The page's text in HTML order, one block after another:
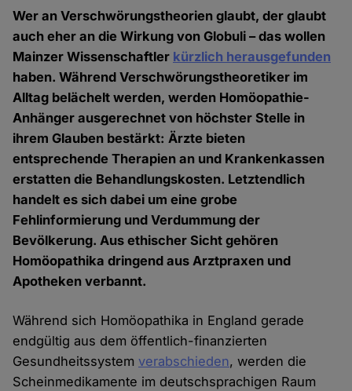
Wer an Verschwörungstheorien glaubt, der glaubt
auch eher an die Wirkung von Globuli – das wollen
Mainzer Wissenschaftler kürzlich herausgefunden
haben. Während Verschwörungstheoretiker im
Alltag belächelt werden, werden Homöopathie-
Anhänger ausgerechnet von höchster Stelle in
ihrem Glauben bestärkt: Ärzte bieten
entsprechende Therapien an und Krankenkassen
erstatten die Behandlungskosten. Letztendlich
handelt es sich dabei um eine grobe
Fehlinformierung und Verdummung der
Bevölkerung. Aus ethischer Sicht gehören
Homöopathika dringend aus Arztpraxen und
Apotheken verbannt.
Während sich Homöopathika in England gerade
endgültig aus dem öffentlich-finanzierten
Gesundheitssystemverabschieden, werden die
Scheinmedikamente im deutschsprachigen Raum